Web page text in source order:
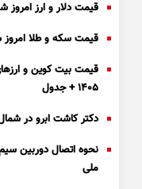
قیمت دلار و ارز امروز شنبه ۱۷ مرداد ۱۴۰۵
قیمت سکه و طلا امروز شنبه ۱۷ مرداد
۱۴۰۵ + جدول
دکتر کاشت ابرو در
نحوه اتصال دوربین سیم
ملی